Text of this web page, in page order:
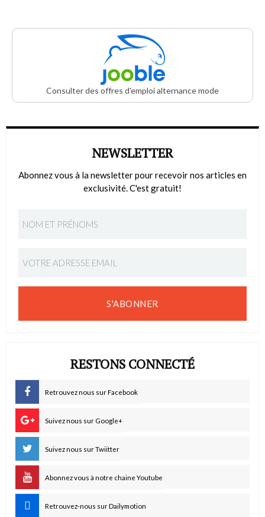
Consulter des offres d'emploi alternance mode
NEWSLETTER
Abonnez vous à la newsletter pour recevoir nos articles en
exclusivité. C'est gratuit!
S'ABONNER
RESTONS CONNECTÉ
Retrouvez nous sur Facebook
Suivez nous sur Google+
Suivez nous sur Twiitter
Abonnez vous à notre chaine Youtube
Retrouvez-nous sur Dailymotion